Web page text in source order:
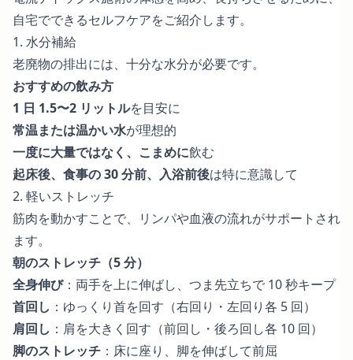
自宅でできるセルフケアをご紹介します。
1. 水分補給
老廃物の排出には、十分な水分が必要です。
おすすめの飲み方
1 日 1.5〜2 リットルを目安に
常温または温かい水が理想的
一度に大量ではなく、こまめに飲む
起床後、食事の 30 分前、入浴前後は特に意識して
2. 軽いストレッチ
筋肉を動かすことで、リンパや血液の流れがサポートされ
ます。
朝のストレッチ（5 分）
全身伸び：両手を上に伸ばし、つま先立ちで 10 秒キープ
首回し ：ゆっくり首を回す（右回り・左回り各 5 回）
肩回し ：肩を大きく回す（前回し・後ろ回し各 10 回）
脚のストレッチ ：床に座り、脚を伸ばして前屈